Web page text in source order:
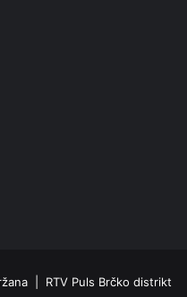
| RTV Puls Brčko distrikt